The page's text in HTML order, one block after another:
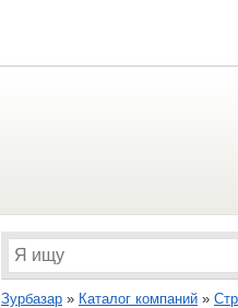
Зурбазар » Каталог компаний »